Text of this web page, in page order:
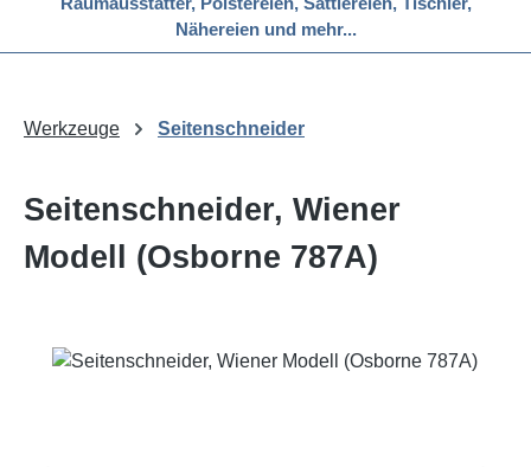
Nähereien und mehr...
Werkzeuge Seitenschneider
Seitenschneider, Wiener
Modell (Osborne 787A)
Bildergalerie überspringen